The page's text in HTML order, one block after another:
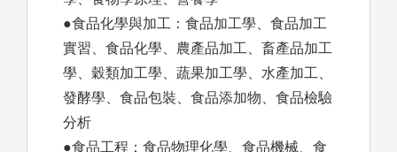
●食品化學與加工：食品加工學、食品加工
實習、食品化學、農產品加工、畜產品加工
學、穀類加工學、蔬果加工學、水產加工、
發酵學、食品包裝、食品添加物、食品檢驗
分析
●食品工程：食品物理化學、食品機械、食